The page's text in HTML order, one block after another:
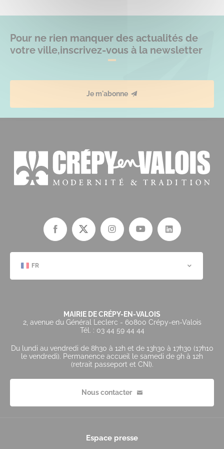
Pour ne rien manquer des actualités de
votre ville,inscrivez-vous à la newsletter
Je m'abonne
FR
MAIRIE DE CRÉPY-EN-VALOIS
2, avenue du Général Leclerc - 60800 Crépy-en-Valois
Tél. : 03 44 59 44 44
Du lundi au vendredi de 8h30 à 12h et de 13h30 à 17h30 (17h10
le vendredi). Permanence accueil le samedi de 9h à 12h
(retrait passeport et CNI).
Nous contacter
Espace presse